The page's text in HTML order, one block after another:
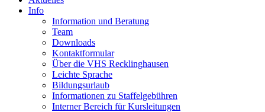
Info
Information und Beratung
Team
Downloads
Kontaktformular
Über die VHS Recklinghausen
Leichte Sprache
Bildungsurlaub
Informationen zu Staffelgebühren
Interner Bereich für Kursleitungen